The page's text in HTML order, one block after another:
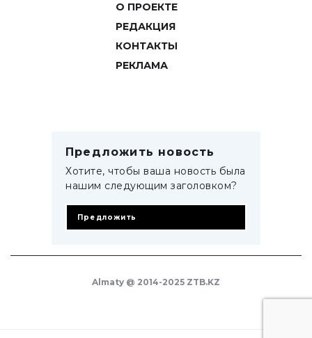
О ПРОЕКТЕ
РЕДАКЦИЯ
КОНТАКТЫ
РЕКЛАМА
Предложить новость
Хотите, чтобы ваша новость была
нашим следующим заголовком?
Предложить
Almaty @ 2014-2025 ZTB.KZ